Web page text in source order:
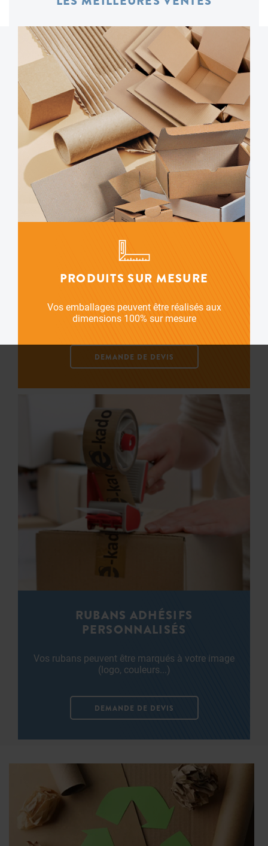
PRODUITS SUR MESURE
Vos emballages peuvent être réalisés aux
dimensions 100% sur mesure
DEMANDE DE DEVIS
RUBANS ADHÉSIFS
PERSONNALISÉS
Vos rubans peuvent être marqués à votre image
(logo, couleurs...)
DEMANDE DE DEVIS